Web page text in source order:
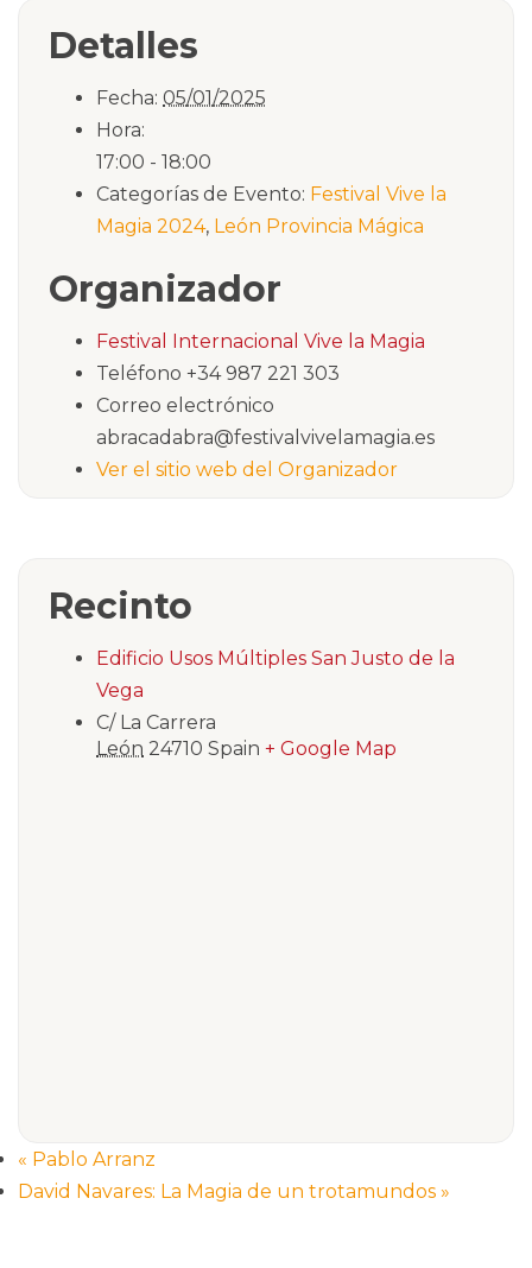
Detalles
Fecha: 05/01/2025
Hora:
17:00 - 18:00
Categorías de Evento: Festival Vive la
Magia 2024, León Provincia Mágica
Organizador
Festival Internacional Vive la Magia
Teléfono +34 987 221 303
Correo electrónico
abracadabra@festivalvivelamagia.es
Ver el sitio web del Organizador
Recinto
Edificio Usos Múltiples San Justo de la
Vega
C/ La Carrera
León 24710 Spain + Google Map
« Pablo Arranz
David Navares: La Magia de un trotamundos »